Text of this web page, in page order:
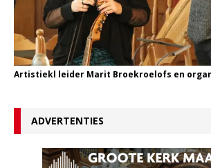
Artistiekl leider Marit Broekroelofs en
ADVERTENTIES